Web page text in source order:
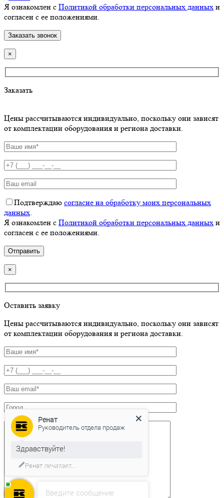
Я ознакомлен с Политикой обработки персональных данных и
согласен с ее положениями.
×
Заказать
Цены рассчитываются индивидуально, поскольку они зависят
от комплектации оборудования и региона доставки.
Подтверждаю согласие на обработку моих персональных
данных.
Я ознакомлен с Политикой обработки персональных данных и
согласен с ее положениями.
×
Оставить заявку
Цены рассчитываются индивидуально, поскольку они зависят
от комплектации оборудования и региона доставки.
Введите сообщение
Ренат
Руководитель отдела продаж
Здравствуйте!
Ренатпечатает...